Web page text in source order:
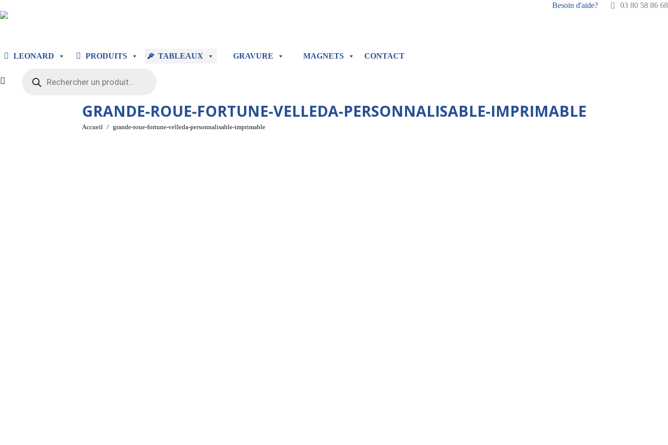
Besoin d'aide? 03 80 58 86 68
LEONARD PRODUITS TABLEAUX GRAVURE MAGNETS
CONTACT
produits
GRANDE-ROUE-FORTUNE-VELLEDA-PERSONNALISABLE-IMPRIMABLE
Vous êtes ici :
Accueil grande-roue-fortune-velleda-personnalisable-imprimable